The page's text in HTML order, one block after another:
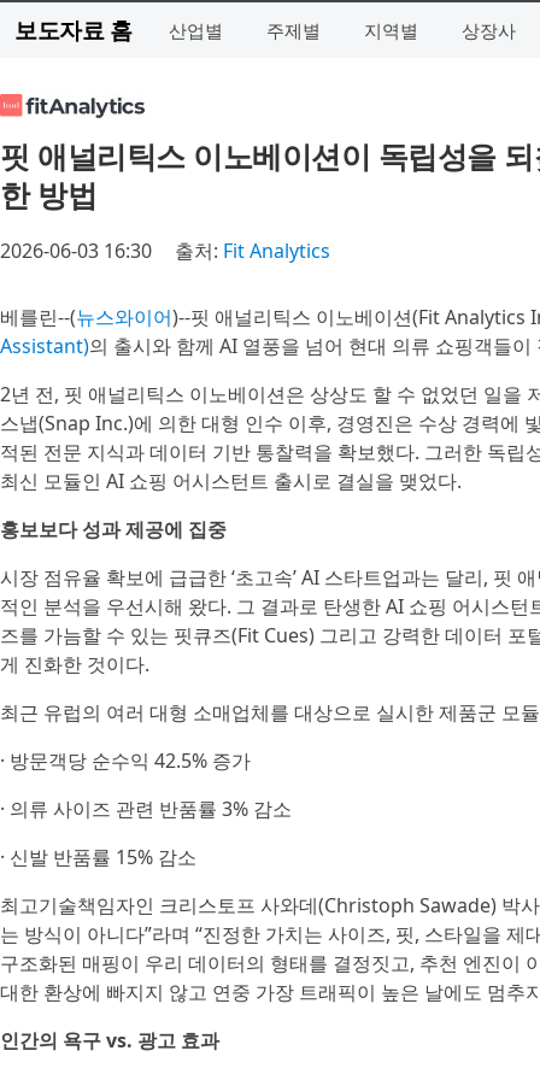
보도자료 홈 산업별 주제별 지역별 상장사
핏 애널리틱스 이노베이션이 독립성을
한 방법
2026-06-03 16:30 출처: Fit Analytics
베를린--(뉴스와이어)--핏 애널리틱스 이노베이션(Fit
Assistant)의 출시와 함께 AI 열풍을 넘어 현대 의류 쇼핑객들
2년 전, 핏 애널리틱스 이노베이션은 상상도 할 수 없었던 일을
스냅(Snap Inc.)에 의한 대형 인수 이후, 경영진은 수상 경력에
적된 전문 지식과 데이터 기반 통찰력을 확보했다. 그러한 독
최신 모듈인 AI 쇼핑 어시스턴트 출시로 결실을 맺었다.
홍보보다 성과 제공에 집중
시장 점유율 확보에 급급한 ‘초고속’ AI 스타트업과는 달리, 핏
적인 분석을 우선시해 왔다. 그 결과로 탄생한 AI 쇼핑 어시스
즈를 가늠할 수 있는 핏큐즈(Fit Cues) 그리고 강력한 데이터
게 진화한 것이다.
최근 유럽의 여러 대형 소매업체를 대상으로 실시한 제품군 모
· 방문객당 순수익 42.5% 증가
· 의류 사이즈 관련 반품률 3% 감소
· 신발 반품률 15% 감소
최고기술책임자인 크리스토프 사와데(Christoph Sawade) 박
는 방식이 아니다”라며 “진정한 가치는 사이즈, 핏, 스타일을
구조화된 매핑이 우리 데이터의 형태를 결정짓고, 추천 엔진이
대한 환상에 빠지지 않고 연중 가장 트래픽이 높은 날에도 멈추
인간의 욕구 vs. 광고 효과